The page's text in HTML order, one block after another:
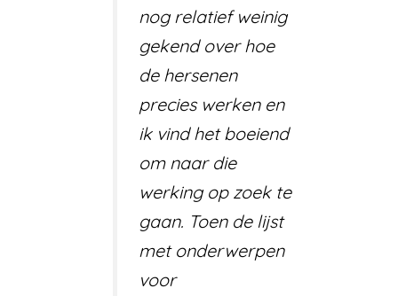
nog relatief weinig
gekend over hoe
de hersenen
precies werken en
ik vind het boeiend
om naar die
werking op zoek te
gaan. Toen de lijst
met onderwerpen
voor